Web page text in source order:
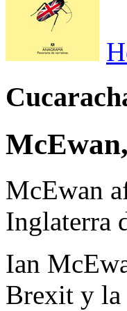
McEwan
Inglaterra
Ian
Brexit y la